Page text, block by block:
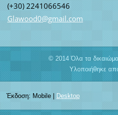
(+30) 2241066546
Glawood0@gmail.com
© 2014 Όλα τα
Υλοποιήθηκε
Έκδοση: Mobile| Desktop